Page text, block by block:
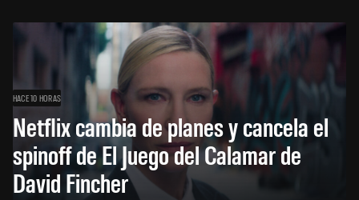
HACE 10 HORAS
Netflix cambia de planes y cancela el
spinoff de El Juego del Calamar de
David Fincher